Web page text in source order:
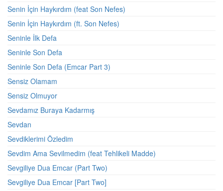
Senin İçin Haykırdım (feat Son Nefes)
Senin İçin Haykırdım (ft. Son Nefes)
Seninle İlk Defa
Seninle Son Defa
Seninle Son Defa (Emcar Part 3)
Sensiz Olamam
Sensiz Olmuyor
Sevdamız Buraya Kadarmış
Sevdan
Sevdiklerimi Özledim
Sevdim Ama Sevilmedim (feat Tehlikeli Madde)
Sevgiliye Dua Emcar (Part Two)
Sevgiliye Dua Emcar [Part Two]